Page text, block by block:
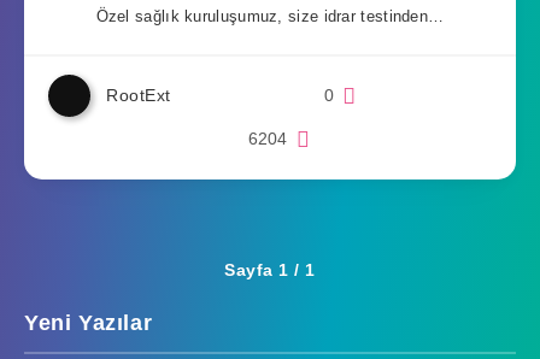
Özel sağlık kuruluşumuz, size idrar testinden…
RootExt 0
6204
Sayfa 1 / 1
Yeni Yazılar